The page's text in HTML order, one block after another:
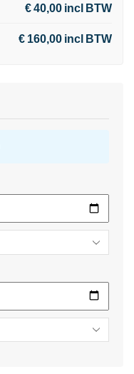
€ 40,00 incl BTW
€ 160,00 incl BTW